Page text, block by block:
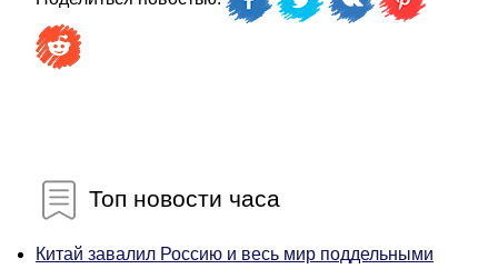
Топ новости часа
Китай завалил Россию и весь мир поддельными